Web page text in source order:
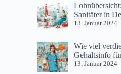
Sanitäter in
13. Januar 2024
Wie viel
Gehaltsinfo
13. Januar 2024